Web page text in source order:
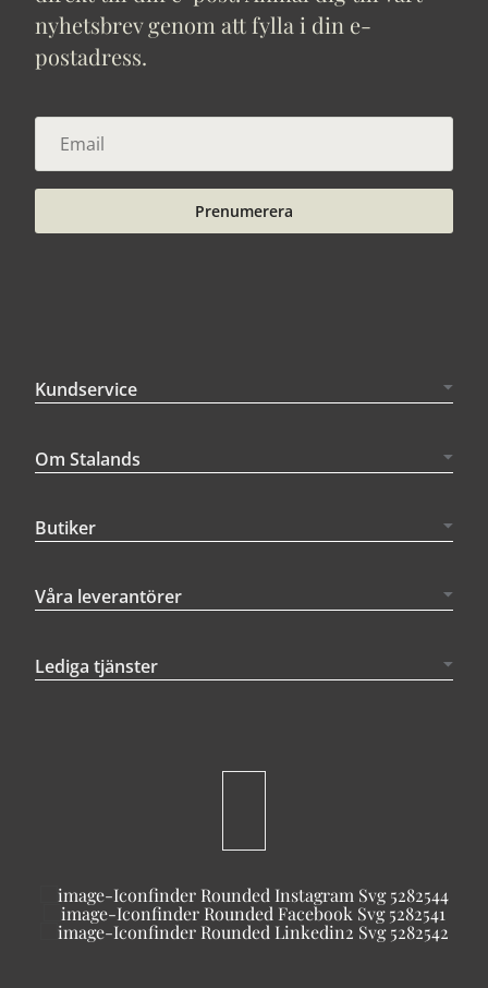
nyhetsbrev genom att fylla i din e-
postadress.
Prenumerera
Kundservice
Om Stalands
Butiker
Våra leverantörer
Lediga tjänster